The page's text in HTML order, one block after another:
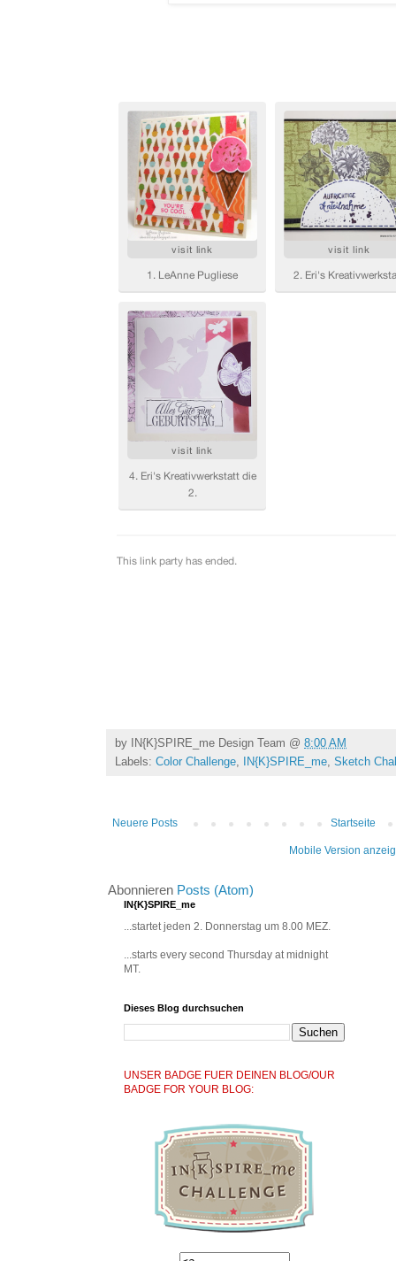
by IN{K}SPIRE_me Design Team @ 8:00 AM
Labels: Color Challenge IN{K}SPIRE_me Sketch
Neuere Posts Startseite
Mobile Version
Abonnieren Posts (Atom)
IN{K}SPIRE_me
...startet jeden 2. Donnerstag um 8.00 MEZ.
...starts every second Thursday at midnight
MT.
Dieses Blog durchsuchen
UNSER BADGE FUER DEINEN BLOG/OUR
BADGE FOR YOUR BLOG: